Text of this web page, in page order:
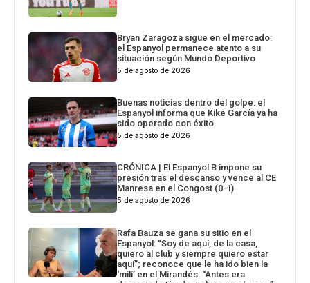
Bryan Zaragoza sigue en el mercado:
el Espanyol permanece atento a su
situación según Mundo Deportivo
5 de agosto de 2026
Buenas noticias dentro del golpe: el
Espanyol informa que Kike García ya ha
sido operado con éxito
5 de agosto de 2026
CRÓNICA | El Espanyol B impone su
presión tras el descanso y vence al CE
Manresa en el Congost (0-1)
5 de agosto de 2026
Rafa Bauza se gana su sitio en el
Espanyol: “Soy de aquí, de la casa,
quiero al club y siempre quiero estar
aquí”; reconoce que le ha ido bien la
‘mili’ en el Mirandés: “Antes era